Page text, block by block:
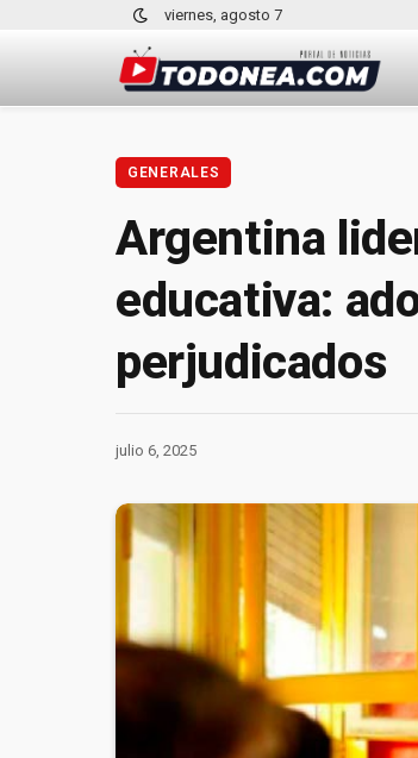
viernes, agosto 7
GENERALES
Argentina
educativa:
perjudicados
julio 6, 2025